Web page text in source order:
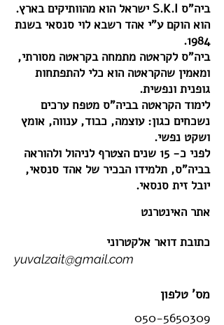
ביה"ס S.K.I ישראל הוא מהוותיקים בארץ.
הוא הוקם ע"י אהד רשבא לוי סנסאי בשנת
1984.
ביה"ס לקראטה מתמחה בקראטה מסורתי,
ומאמין שהקראטה הוא כלי להתפתחות
גופנית ונפשית.
לימוד הקראטה בביה"ס מטפח ערכים
נשכחים כגון: עוצמה, כבוד, ענווה, אומץ
ושקט נפשי.
לפני כ- 15 שנים הצטרף לניהול ולהוראה
בביה"ס, תלמידו הבכיר של אהד סנסאי,
יובל זית סנסאי.
אתר האינטרנט
כתובת דואר אלקטרוני
yuvalzait@gmail.com
מס' טלפון
050-5650309